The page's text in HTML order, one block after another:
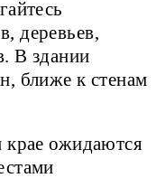
деревьев,
В здании
ближе к стенам
крае ожидаются